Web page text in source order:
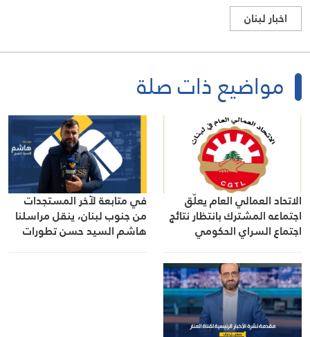
اخبار لبنان
مواضيع ذات صلة
الاتحاد العمالي العام يعلّق
اجتماعه المشترك بانتظار نتائج
اجتماع السراي الحكومي
في متابعة لآخر المستجدات
من جنوب لبنان، ينقل مراسلنا
هاشم السيد حسن تطورات